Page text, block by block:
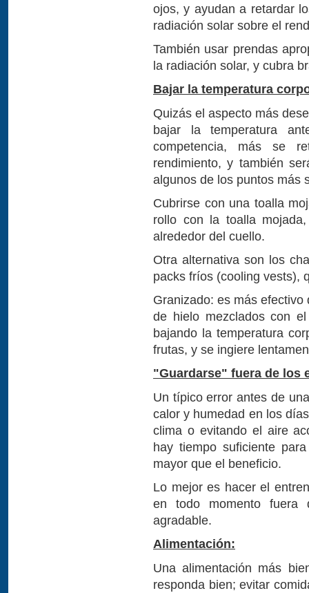
ojos, y ayudan a retardar
radiación solar sobre el
También usar prendas
la radiación solar, y cubra
Bajar la temperatura
Quizás el aspecto más
bajar la temperatura
competencia, más se
rendimiento, y también
algunos de los puntos más
Cubrirse con una toalla
rollo con la toalla
alrededor del cuello.
Otra alternativa son los
packs fríos (cooling vests),
Granizado: es más
de hielo mezclados con
bajando la temperatura
frutas, y se ingiere
"Guardarse" fuera de los
Un típico error antes de
calor y humedad en los
clima o evitando el aire
hay tiempo suficiente
mayor que el beneficio.
Lo mejor es hacer el
en todo momento fuera
agradable.
Alimentación:
Una alimentación más
responda bien; evitar